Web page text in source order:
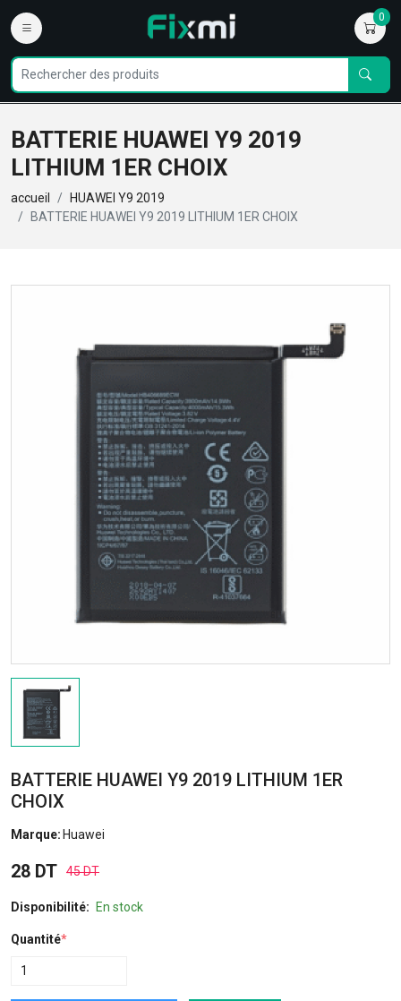
0
BATTERIE HUAWEI Y9 2019
LITHIUM 1ER CHOIX
accueil
HUAWEI Y9 2019
BATTERIE HUAWEI Y9 2019 LITHIUM 1ER CHOIX
BATTERIE HUAWEI Y9 2019 LITHIUM 1ER
CHOIX
Marque: Huawei
28 DT 45 DT
Disponibilité: En stock
Quantité*